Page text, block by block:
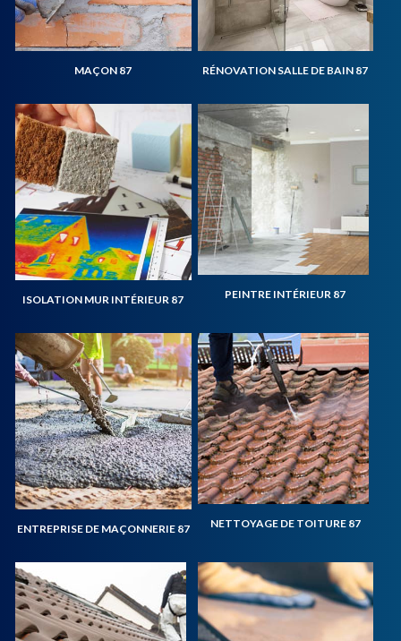
MAÇON 87 RÉNOVATION SALLE DE BAIN 87
ISOLATION MUR INTÉRIEUR 87 PEINTRE INTÉRIEUR 87
ENTREPRISE DE MAÇONNERIE 87 NETTOYAGE DE TOITURE 87